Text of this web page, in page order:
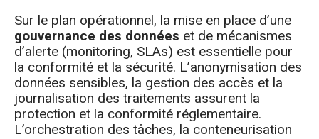
Sur le plan opérationnel, la mise en place d’une
gouvernance des données et de mécanismes
d’alerte (monitoring, SLAs) est essentielle pour
la conformité et la sécurité. L’anonymisation des
données sensibles, la gestion des accès et la
journalisation des traitements assurent la
protection et la conformité réglementaire.
L’orchestration des tâches, la conteneurisation